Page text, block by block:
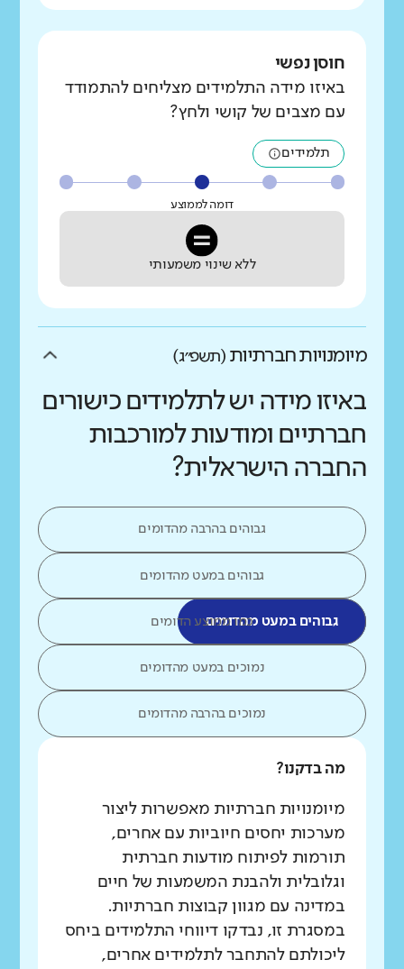
חוסן נפשי
באיזו מידה התלמידים מצליחים להתמודד
עם מצבים של קושי ולחץ?
תלמידים
דומה לממוצע
ללא שינוי משמעותי
מיומנויות חברתיות (תשפ״ג)
באיזו מידה יש לתלמידים כישורים
חברתיים ומודעות למורכבות
החברה הישראלית?
גבוהים בהרבה מהדומים
גבוהים במעט מהדומים
גבוהים במעט מהדומיםכמו ממוצע הדומים
נמוכים במעט מהדומים
נמוכים בהרבה מהדומים
מה בדקנו?
מיומנויות חברתיות מאפשרות ליצור
מערכות יחסים חיוביות עם אחרים,
תורמות לפיתוח מודעות חברתית
וגלובלית ולהבנת המשמעות של חיים
במדינה עם מגוון קבוצות חברתיות.
במסגרת זו, נבדקו דיווחי התלמידים ביחס
ליכולתם להתחבר לתלמידים אחרים,